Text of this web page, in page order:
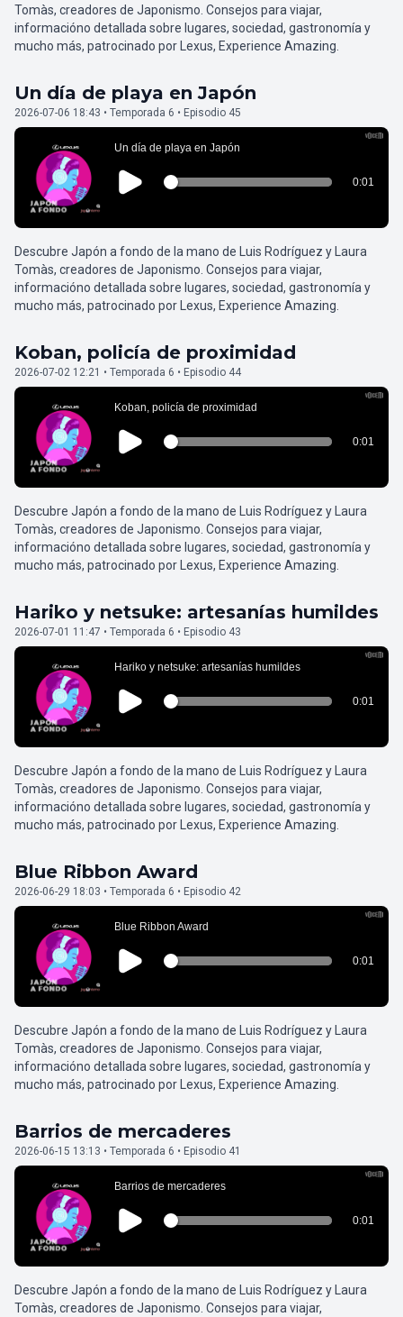
Tomàs, creadores de Japonismo. Consejos para viajar,
informacióno detallada sobre lugares, sociedad, gastronomía y
mucho más, patrocinado por Lexus, Experience Amazing.
Un día de playa en Japón
2026-07-06 18:43 • Temporada 6 • Episodio 45
Descubre Japón a fondo de la mano de Luis Rodríguez y Laura
Tomàs, creadores de Japonismo. Consejos para viajar,
informacióno detallada sobre lugares, sociedad, gastronomía y
mucho más, patrocinado por Lexus, Experience Amazing.
Koban, policía de proximidad
2026-07-02 12:21 • Temporada 6 • Episodio 44
Descubre Japón a fondo de la mano de Luis Rodríguez y Laura
Tomàs, creadores de Japonismo. Consejos para viajar,
informacióno detallada sobre lugares, sociedad, gastronomía y
mucho más, patrocinado por Lexus, Experience Amazing.
Hariko y netsuke: artesanías humildes
2026-07-01 11:47 • Temporada 6 • Episodio 43
Descubre Japón a fondo de la mano de Luis Rodríguez y Laura
Tomàs, creadores de Japonismo. Consejos para viajar,
informacióno detallada sobre lugares, sociedad, gastronomía y
mucho más, patrocinado por Lexus, Experience Amazing.
Blue Ribbon Award
2026-06-29 18:03 • Temporada 6 • Episodio 42
Descubre Japón a fondo de la mano de Luis Rodríguez y Laura
Tomàs, creadores de Japonismo. Consejos para viajar,
informacióno detallada sobre lugares, sociedad, gastronomía y
mucho más, patrocinado por Lexus, Experience Amazing.
Barrios de mercaderes
2026-06-15 13:13 • Temporada 6 • Episodio 41
Descubre Japón a fondo de la mano de Luis Rodríguez y Laura
Tomàs, creadores de Japonismo. Consejos para viajar,